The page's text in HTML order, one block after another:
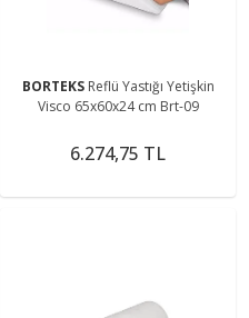
BORTEKS Reflü Yastığı Yetişkin
Visco 65x60x24 cm Brt-09
6.274,75 TL